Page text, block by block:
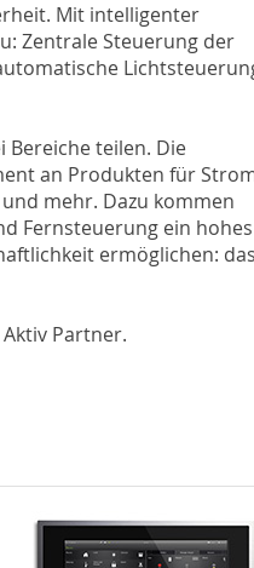
Mit intelligenter
Zentrale Steuerung der
Bereiche teilen. Die
an Produkten für
mehr. Dazu kommen
Fernsteuerung ein hohes
ermöglichen: das
Partner.